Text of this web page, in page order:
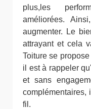
plus,les
améliorées.
augmenter. Le
attrayant et cela
Toiture se
il est à rappeler
et sans
complémentaires,
fil.